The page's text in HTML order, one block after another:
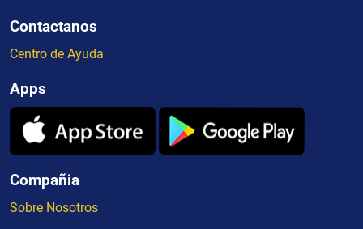
Contactanos
Centro de Ayuda
Apps
Compañia
Sobre Nosotros